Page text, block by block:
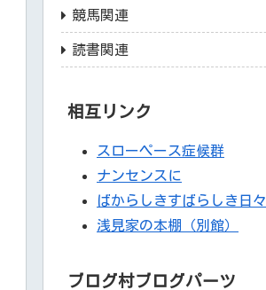
競馬関連
読書関連
相互リンク
スローペース症候群
ナンセンスに
ばからしきすばらしき日々
浅見家の本棚（別館）
ブログ村ブログパーツ